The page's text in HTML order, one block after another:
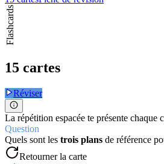
Flashcards
15 cartes
Réviser
La répétition espacée te présente
Question
Quels sont les trois plans de référence
Retourner la carte